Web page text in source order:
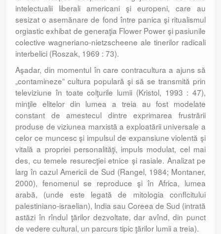
intelectualii liberali americani şi europeni, care au
sesizat o asemănare de fond între panica şi ritualismul
orgiastic exhibat de generaţia Flower Power şi pasiunile
colective wagneriano-nietzscheene ale tinerilor radicali
interbelici (Roszak, 1969 : 73).
Aşadar, din momentul în care contracultura a ajuns să
„contamineze” cultura populară şi să se transmită prin
televiziune în toate colţurile lumii (Kristol, 1993 : 47),
minţile elitelor din lumea a treia au fost modelate
constant de amestecul dintre exprimarea frustrării
produse de viziunea marxistă a exploatării universale a
celor ce muncesc şi impulsul de expansiune violentă şi
vitală a propriei personalităţi, impuls modulat, cel mai
des, cu temele resurecţiei etnice şi rasiale. Analizat pe
larg în cazul Americii de Sud (Rangel, 1984; Montaner,
2000), fenomenul se reproduce şi în Africa, lumea
arabă, (unde este legată de mitologia conflcitului
palestiniano-israelian), India sau Coreea de Sud (intrată
astăzi în rîndul ţărilor dezvoltate, dar avînd, din punct
de vedere cultural, un parcurs tipic ţărilor lumii a treia).